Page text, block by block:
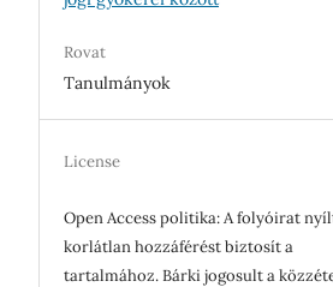
Rovat
Tanulmányok
License
Open Access politika: A folyóirat
korlátlan hozzáférést biztosít a
tartalmához. Bárki jogosult a